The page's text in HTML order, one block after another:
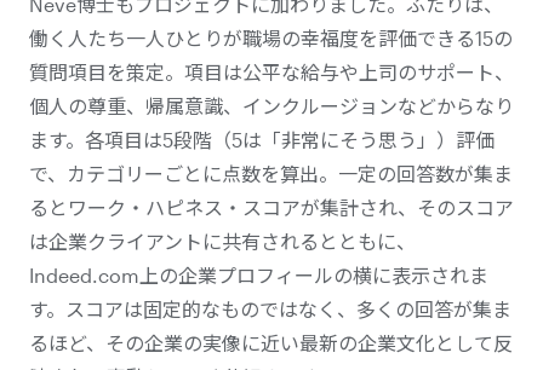
働く人たち一人ひとりが職場の幸福度を評価できる15の
質問項目を策定。項目は公平な給与や上司のサポート、
個人の尊重、帰属意識、インクルージョンなどからなり
ます。各項目は5段階（5は「非常にそう思う」）評価
で、カテゴリーごとに点数を算出。一定の回答数が集ま
るとワーク・ハピネス・スコアが集計され、そのスコア
は企業クライアントに共有されるとともに、
Indeed.com上の企業プロフィールの横に表示されま
す。スコアは固定的なものではなく、多くの回答が集ま
るほど、その企業の実像に近い最新の企業文化として反